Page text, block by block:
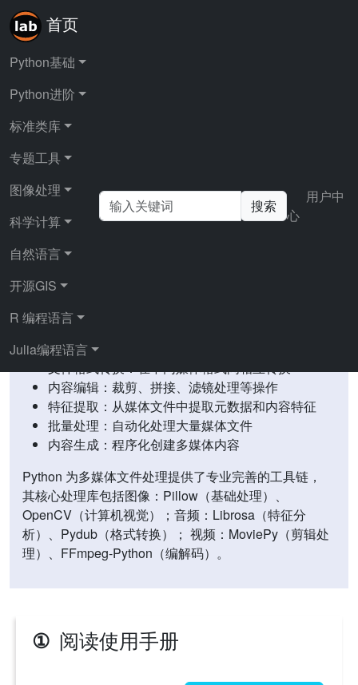
首页
Python基础
Python进阶
标准类库
专题工具
图像处理
科学计算
自然语言
开源GIS
R 编程语言
Julia编程语言
搜索
用户中
心
首页
多媒体文件处理
Python 多媒体文件处理是指利用 Python 编程语言及其
丰富的生态系统对图像、音频、视频等多媒体文件进行
创建、编辑、分析和转换的技术体系。 随着数字媒体内
容的爆炸式增长，这些技术已成为现代应用开发的重要
文件格式转换：在不同媒体格式间相互转换
内容编辑：裁剪、拼接、滤镜处理等操作
特征提取：从媒体文件中提取元数据和内容特征
批量处理：自动化处理大量媒体文件
内容生成：程序化创建多媒体内容
Python 为多媒体文件处理提供了专业完善的工具链，
其核心处理库包括图像：Pillow（基础处理）、
OpenCV（计算机视觉）；音频：Librosa（特征分
析）、Pydub（格式转换）； 视频：MoviePy（剪辑处
理）、FFmpeg-Python（编解码）。
① 阅读使用手册